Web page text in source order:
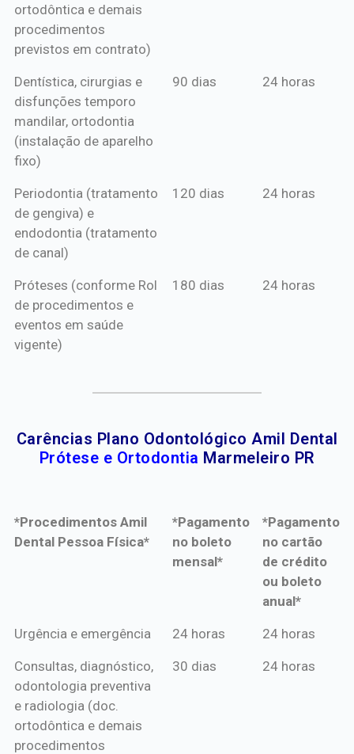
ortodôntica e demais
procedimentos
previstos em contrato)
Dentística, cirurgias e
disfunções temporo
mandilar, ortodontia
(instalação de aparelho
fixo)
90 dias 24 horas
Periodontia (tratamento
de gengiva) e
endodontia (tratamento
de canal)
120 dias 24 horas
Próteses (conforme Rol
de procedimentos e
eventos em saúde
vigente)
180 dias 24 horas
Carências Plano Odontológico Amil Dental
Prótese e Ortodontia Marmeleiro PR
*Procedimentos Amil
Dental Pessoa Física*
*Pagamento
no boleto
mensal*
*Pagamento
no cartão
de crédito
ou boleto
anual*
*Procedimentos Amil
*Pagamento
mensal*
*Pagamento
de crédito
Urgência e emergência 24 horas 24 horas
Consultas, diagnóstico,
odontologia preventiva
e radiologia (doc.
ortodôntica e demais
procedimentos
30 dias 24 horas